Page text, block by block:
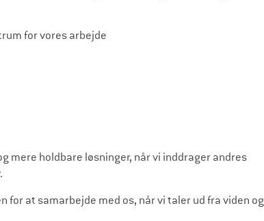
for vores arbejde
mere holdbare løsninger, når vi inddrager andres
for at samarbejde med os, når vi taler ud fra viden og